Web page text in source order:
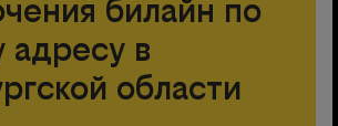
билайн по
адресу в
области